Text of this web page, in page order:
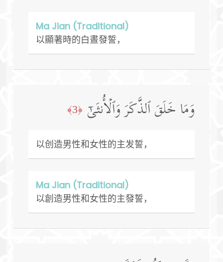
Ma Jian (Traditional)
以顯著時的白晝發誓，
وَمَا خَلَقَ ٱلذَّكَرَ وَٱلۡأُنثَىٰۤ ﴿3﴾
以创造男性和女性的主发誓，
Ma Jian (Traditional)
以創造男性和女性的主發誓，